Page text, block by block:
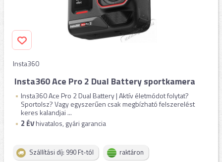
Insta360
Insta360 Ace Pro 2 Dual Battery sportkamera
Insta360 Ace Pro 2 Dual Battery | Aktív életmódot folytat?
Sportolsz? Vagy egyszerűen csak megbízható felszerelést
keres kalandjai ...
2 ÉVhivatalos, gyári garancia
Szállítási díj: 990 Ft-tól raktáron